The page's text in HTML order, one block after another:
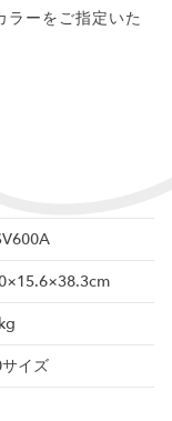
ラーをご指定いた
イズ